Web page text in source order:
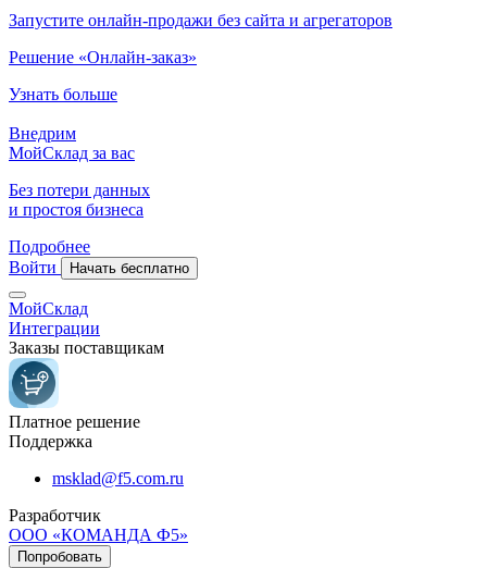
Запустите онлайн-продажи без сайта и агрегаторов
Решение «Онлайн-заказ»
Узнать больше
Внедрим
МойСклад за вас
Без потери данных
и простоя бизнеса
Подробнее
Войти
Начать бесплатно
МойСклад
Интеграции
Заказы поставщикам
Платное решение
Поддержка
msklad@f5.com.ru
Разработчик
ООО «КОМАНДА Ф5»
Попробовать